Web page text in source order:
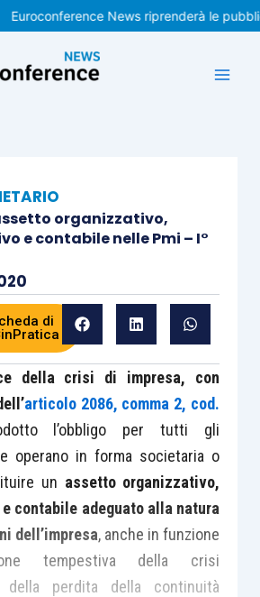
News riprenderà le
organizzativo,
e contabile nelle Pmi – I°
di
della crisi di impresa, con
articolo 2086, comma 2, cod.
l’obbligo per tutti gli
operano in forma societaria o
un assetto organizzativo,
contabile adeguato alla natura
dell’impresa, anche in funzione
tempestiva della crisi
della perdita della continuità